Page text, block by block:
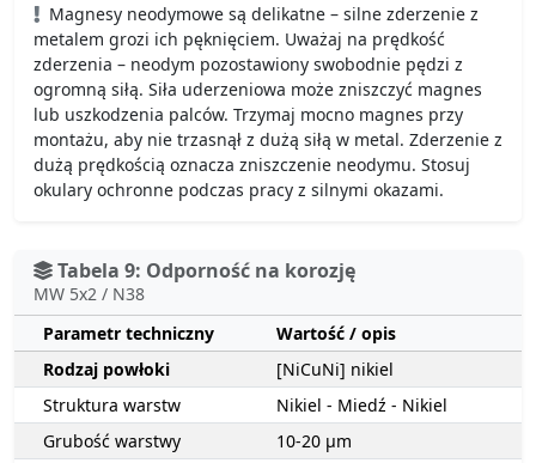
Magnesy neodymowe są delikatne – silne zderzenie z
metalem grozi ich pęknięciem. Uważaj na prędkość
zderzenia – neodym pozostawiony swobodnie pędzi z
ogromną siłą. Siła uderzeniowa może zniszczyć magnes
lub uszkodzenia palców. Trzymaj mocno magnes przy
montażu, aby nie trzasnął z dużą siłą w metal. Zderzenie z
dużą prędkością oznacza zniszczenie neodymu. Stosuj
okulary ochronne podczas pracy z silnymi okazami.
Tabela 9: Odporność na korozję
MW 5x2 / N38
Parametr techniczny
Wartość / opis
Rodzaj powłoki
[NiCuNi] nikiel
Struktura warstw
Nikiel - Miedź - Nikiel
Grubość warstwy
10-20 µm